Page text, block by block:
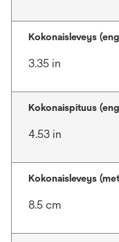
Kokonaisleveys
3.35 in
Kokonaispituus
4.53 in
Kokonaisleveys
8.5 cm